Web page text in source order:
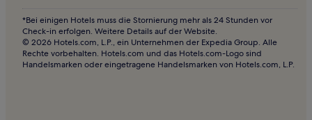
Familien in Schwanthalerhöhe
Hotels mit Fitnessbereich in Schwanthalerhöhe
Boutique- nahe Leopoldstraße
Lgbtqia-Freundliche nahe Leopoldstraße
*Bei einigen Hotels muss die Stornierung mehr als 24 Stunden vor
Check-in erfolgen. Weitere Details auf der Website.
© 2026 Hotels.com, L.P., ein Unternehmen der Expedia Group. Alle
Rechte vorbehalten. Hotels.com und das Hotels.com-Logo sind
Handelsmarken oder eingetragene Handelsmarken von Hotels.com, L.P.